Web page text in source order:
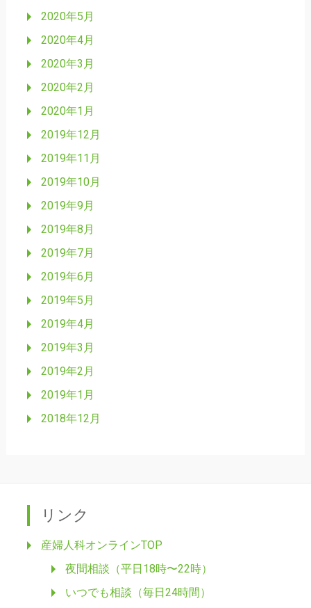
2020年5月
2020年4月
2020年3月
2020年2月
2020年1月
2019年12月
2019年11月
2019年10月
2019年9月
2019年8月
2019年7月
2019年6月
2019年5月
2019年4月
2019年3月
2019年2月
2019年1月
2018年12月
リンク
産婦人科オンラインTOP
夜間相談（平日18時〜22時）
いつでも相談（毎日24時間）